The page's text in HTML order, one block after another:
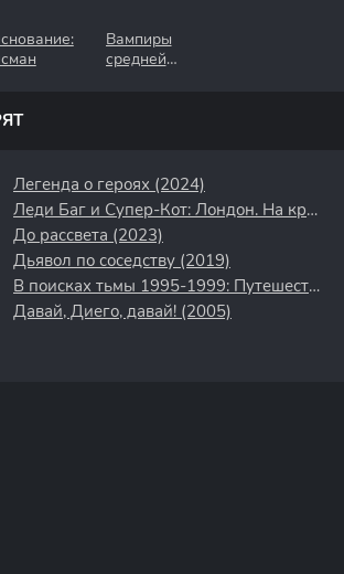
Вампиры
средней
Легенда о героях (2024)
Леди Баг и Супер-Кот: Лондон. На краю времени (2024)
До рассвета (2023)
Дьявол по соседству (2019)
В поисках тьмы 1995-1999: Путешествие в культовый хоррор 90-х (2025)
Давай, Диего, давай! (2005)